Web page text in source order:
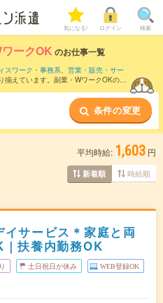
気になる! ログイン 検索
ークOK のお仕事一覧
スワーク・事務系、 営業・販売・サー
揃えています。副業・WワークOKの条
条件の変更
平均時給: 1,603 円
新着順 時給順
イサービス＊家庭と両
扶養内勤務OK
土日祝日が休み WEB登録OK